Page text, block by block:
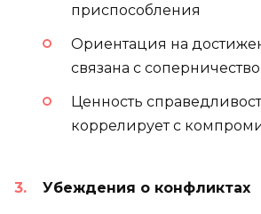
приспособления
Ориентация на
связана с
Ценность
коррелирует с
Убеждения о конфликтах